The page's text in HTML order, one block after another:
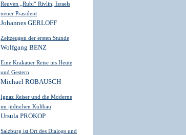
Reuven „Rubi“ Rivlin, Israels
neuer Präsident
Johannes GERLOFF
Zeitzeugen der ersten Stunde
Wolfgang BENZ
Eine Krakauer Reise ins Heute
und Gestern
Michael ROBAUSCH
Ignaz Reiser und die Moderne
im jüdischen Kultbau
Ursula PROKOP
Salzburg ist Ort des Dialogs und